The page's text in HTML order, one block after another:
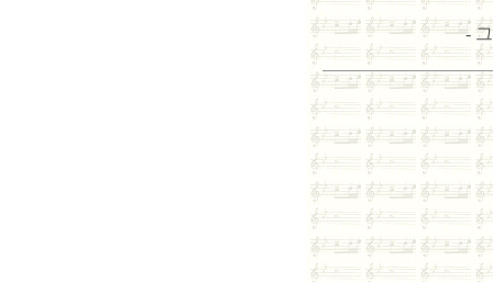
-